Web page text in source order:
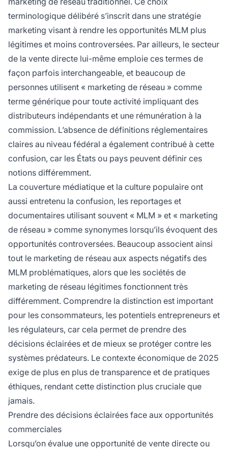
terminologique délibéré s’inscrit dans une stratégie
marketing visant à rendre les opportunités MLM plus
légitimes et moins controversées. Par ailleurs, le secteur
de la vente directe lui-même emploie ces termes de
façon parfois interchangeable, et beaucoup de
personnes utilisent « marketing de réseau » comme
terme générique pour toute activité impliquant des
distributeurs indépendants et une rémunération à la
commission. L’absence de définitions réglementaires
claires au niveau fédéral a également contribué à cette
confusion, car les États ou pays peuvent définir ces
notions différemment.
La couverture médiatique et la culture populaire ont
aussi entretenu la confusion, les reportages et
documentaires utilisant souvent « MLM » et « marketing
de réseau » comme synonymes lorsqu’ils évoquent des
opportunités controversées. Beaucoup associent ainsi
tout le marketing de réseau aux aspects négatifs des
MLM problématiques, alors que les sociétés de
marketing de réseau légitimes fonctionnent très
différemment. Comprendre la distinction est important
pour les consommateurs, les potentiels entrepreneurs et
les régulateurs, car cela permet de prendre des
décisions éclairées et de mieux se protéger contre les
systèmes prédateurs. Le contexte économique de 2025
exige de plus en plus de transparence et de pratiques
éthiques, rendant cette distinction plus cruciale que
jamais.
Prendre des décisions éclairées face aux opportunités
commerciales
Lorsqu’on évalue une opportunité de vente directe ou